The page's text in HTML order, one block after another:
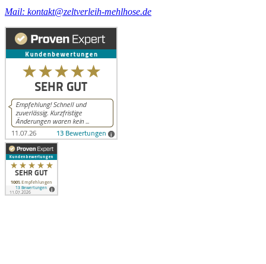
Mail: kontakt@zeltverleih-mehlhose.de